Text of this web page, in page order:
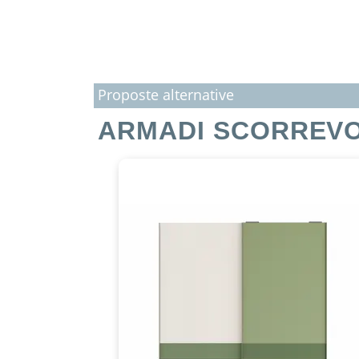
Proposte alternative
ARMADI